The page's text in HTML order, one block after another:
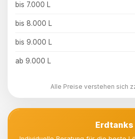
bis 7.000 L
bis 8.000 L
bis 9.000 L
ab 9.000 L
Alle Preise verstehen sich
Erdtanks